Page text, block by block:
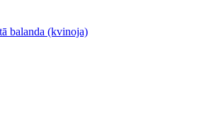
balanda (kvinoja)